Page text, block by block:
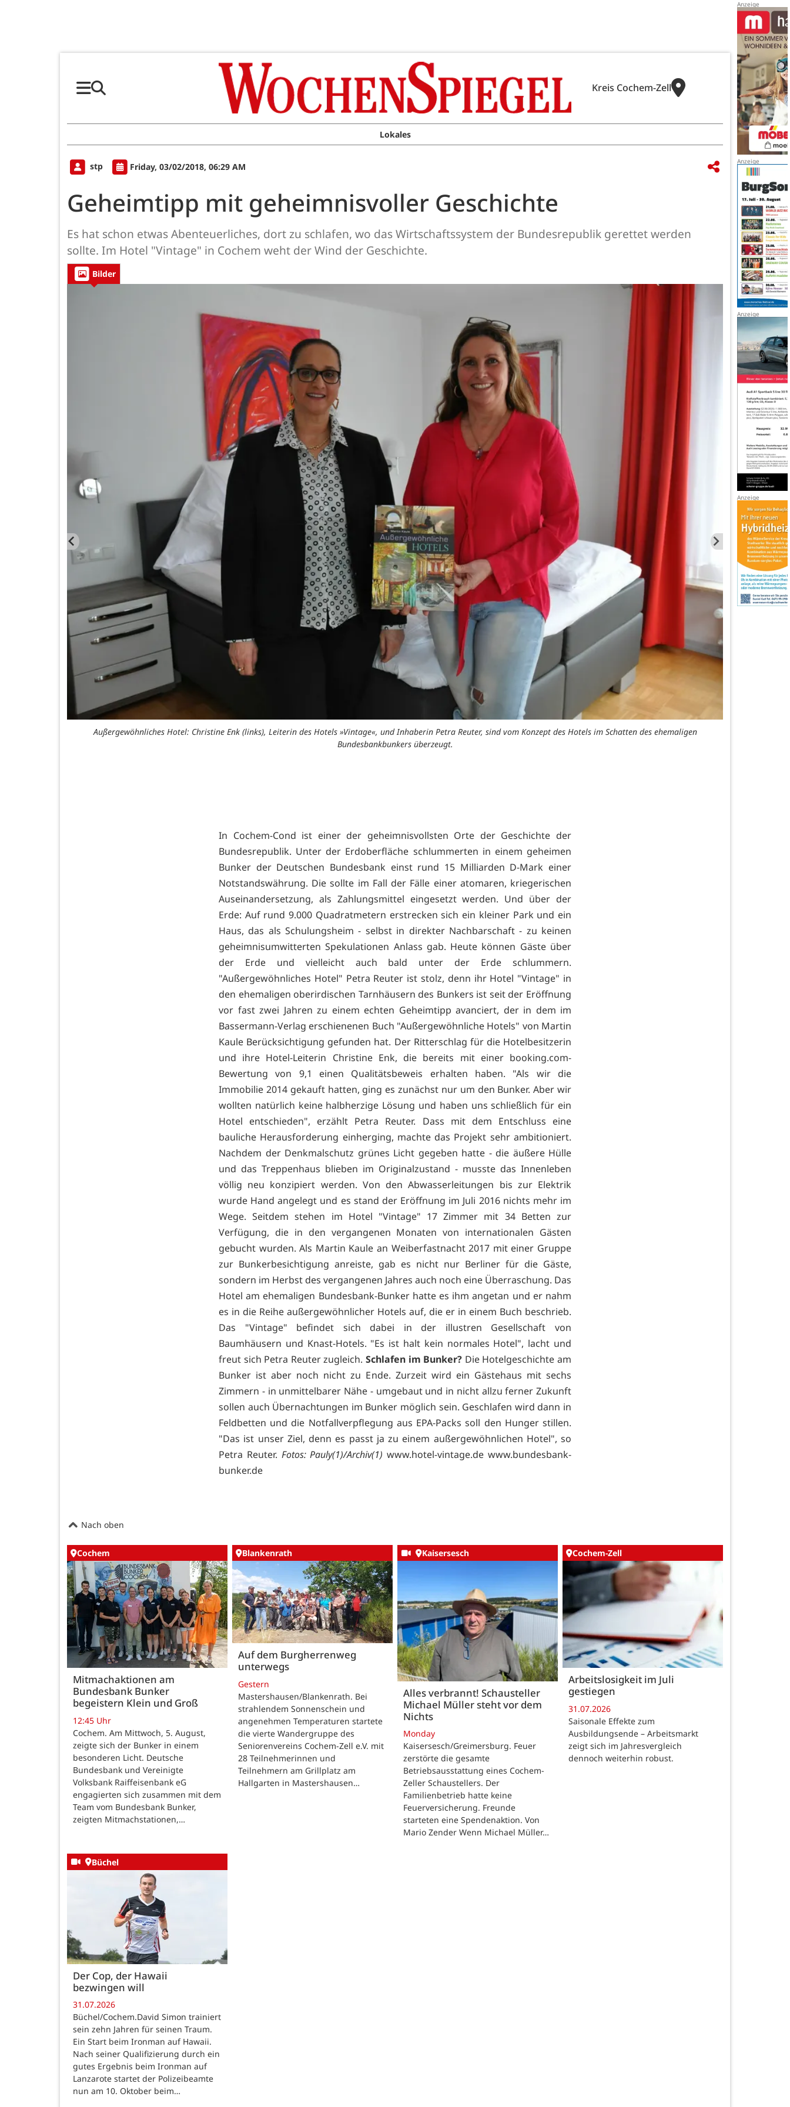
Kreis Cochem-Zell
Lokales
stp Friday, 03/02/2018, 06:29 AM
Geheimtipp mit geheimnisvoller Geschichte
Es hat schon etwas Abenteuerliches, dort zu schlafen, wo das Wirtschaftssystem der Bundesrepublik gerettet werden
sollte. Im Hotel "Vintage" in Cochem weht der Wind der Geschichte.
Bilder
Außergewöhnliches Hotel: Christine Enk (links), Leiterin des Hotels »Vintage«, und Inhaberin Petra Reuter, sind vom Konzept des Hotels im Schatten des ehemaligen
Bundesbankbunkers überzeugt.
In Cochem-Cond ist einer der geheimnisvollsten Orte der Geschichte der
Bundesrepublik. Unter der Erdoberfläche schlummerten in einem geheimen
Bunker der Deutschen Bundesbank einst rund 15 Milliarden D-Mark einer
Notstandswährung. Die sollte im Fall der Fälle einer atomaren, kriegerischen
Auseinandersetzung, als Zahlungsmittel eingesetzt werden. Und über der
Erde: Auf rund 9.000 Quadratmetern erstrecken sich ein kleiner Park und ein
Haus, das als Schulungsheim - selbst in direkter Nachbarschaft - zu keinen
geheimnisumwitterten Spekulationen Anlass gab. Heute können Gäste über
der Erde und vielleicht auch bald unter der Erde schlummern.
"Außergewöhnliches Hotel" Petra Reuter ist stolz, denn ihr Hotel "Vintage" in
den ehemaligen oberirdischen Tarnhäusern des Bunkers ist seit der Eröffnung
vor fast zwei Jahren zu einem echten Geheimtipp avanciert, der in dem im
Bassermann-Verlag erschienenen Buch "Außergewöhnliche Hotels" von Martin
Kaule Berücksichtigung gefunden hat. Der Ritterschlag für die Hotelbesitzerin
und ihre Hotel-Leiterin Christine Enk, die bereits mit einer booking.com-
Bewertung von 9,1 einen Qualitätsbeweis erhalten haben. "Als wir die
Immobilie 2014 gekauft hatten, ging es zunächst nur um den Bunker. Aber wir
wollten natürlich keine halbherzige Lösung und haben uns schließlich für ein
Hotel entschieden", erzählt Petra Reuter. Dass mit dem Entschluss eine
bauliche Herausforderung einherging, machte das Projekt sehr ambitioniert.
Nachdem der Denkmalschutz grünes Licht gegeben hatte - die äußere Hülle
und das Treppenhaus blieben im Originalzustand - musste das Innenleben
völlig neu konzipiert werden. Von den Abwasserleitungen bis zur Elektrik
wurde Hand angelegt und es stand der Eröffnung im Juli 2016 nichts mehr im
Wege. Seitdem stehen im Hotel "Vintage" 17 Zimmer mit 34 Betten zur
Verfügung, die in den vergangenen Monaten von internationalen Gästen
gebucht wurden. Als Martin Kaule an Weiberfastnacht 2017 mit einer Gruppe
zur Bunkerbesichtigung anreiste, gab es nicht nur Berliner für die Gäste,
sondern im Herbst des vergangenen Jahres auch noch eine Überraschung. Das
Hotel am ehemaligen Bundesbank-Bunker hatte es ihm angetan und er nahm
es in die Reihe außergewöhnlicher Hotels auf, die er in einem Buch beschrieb.
Das "Vintage" befindet sich dabei in der illustren Gesellschaft von
Baumhäusern und Knast-Hotels. "Es ist halt kein normales Hotel", lacht und
freut sich Petra Reuter zugleich. Schlafen im Bunker? Die Hotelgeschichte am
Bunker ist aber noch nicht zu Ende. Zurzeit wird ein Gästehaus mit sechs
Zimmern - in unmittelbarer Nähe - umgebaut und in nicht allzu ferner Zukunft
sollen auch Übernachtungen im Bunker möglich sein. Geschlafen wird dann in
Feldbetten und die Notfallverpflegung aus EPA-Packs soll den Hunger stillen.
"Das ist unser Ziel, denn es passt ja zu einem außergewöhnlichen Hotel", so
Petra Reuter. Fotos: Pauly(1)/Archiv(1) www.hotel-vintage.dewww.bundesbank-
bunker.de
Nach oben
Cochem
Mitmachaktionen am
Bundesbank Bunker
begeistern Klein und Groß
12:45 Uhr
Cochem. Am Mittwoch, 5. August,
zeigte sich der Bunker in einem
besonderen Licht. Deutsche
Bundesbank und Vereinigte
Volksbank Raiffeisenbank eG
engagierten sich zusammen mit dem
Team vom Bundesbank Bunker,
zeigten Mitmachstationen,…
Blankenrath
Auf dem Burgherrenweg
unterwegs
Gestern
Mastershausen/Blankenrath. Bei
strahlendem Sonnenschein und
angenehmen Temperaturen startete
die vierte Wandergruppe des
Seniorenvereins Cochem-Zell e.V. mit
28 Teilnehmerinnen und
Teilnehmern am Grillplatz am
Hallgarten in Mastershausen…
Kaisersesch
Alles verbrannt! Schausteller
Michael Müller steht vor dem
Nichts
Monday
Kaisersesch/Greimersburg. Feuer
zerstörte die gesamte
Betriebsausstattung eines Cochem-
Zeller Schaustellers. Der
Familienbetrieb hatte keine
Feuerversicherung. Freunde
starteten eine Spendenaktion. Von
Mario Zender Wenn Michael Müller…
Cochem-Zell
Arbeitslosigkeit im Juli
gestiegen
31.07.2026
Saisonale Effekte zum
Ausbildungsende – Arbeitsmarkt
zeigt sich im Jahresvergleich
dennoch weiterhin robust.
Büchel
Der Cop, der Hawaii
bezwingen will
31.07.2026
Büchel/Cochem.David Simon trainiert
sein zehn Jahren für seinen Traum.
Ein Start beim Ironman auf Hawaii.
Nach seiner Qualifizierung durch ein
gutes Ergebnis beim Ironman auf
Lanzarote startet der Polizeibeamte
nun am 10. Oktober beim…